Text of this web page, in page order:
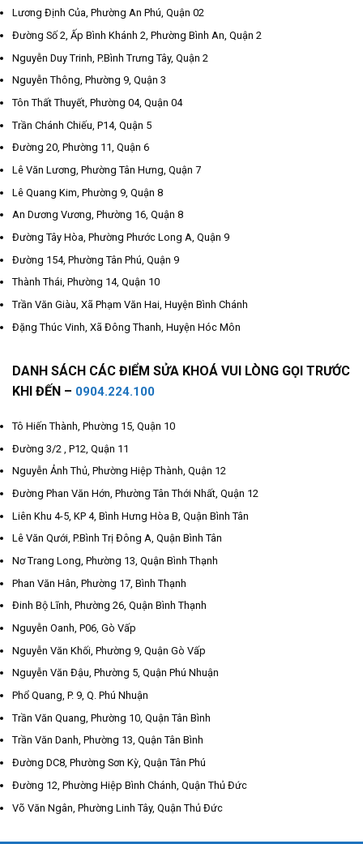
Lương Định Của, Phường An Phú, Quận 02
Đường Số 2, Ấp Bình Khánh 2, Phường Bình An, Quận 2
Nguyễn Duy Trinh, P.Bình Trưng Tây, Quận 2
Nguyễn Thông, Phường 9, Quận 3
Tôn Thất Thuyết, Phường 04, Quận 04
Trần Chánh Chiếu, P14, Quận 5
Đường 20, Phường 11, Quận 6
Lê Văn Lương, Phường Tân Hưng, Quận 7
Lê Quang Kim, Phường 9, Quận 8
An Dương Vương, Phường 16, Quận 8
Đường Tây Hòa, Phường Phước Long A, Quận 9
Đường 154, Phường Tân Phú, Quận 9
Thành Thái, Phường 14, Quận 10
Trần Văn Giàu, Xã Phạm Văn Hai, Huyện Bình Chánh
Đặng Thúc Vinh, Xã Đông Thanh, Huyện Hóc Môn
DANH SÁCH CÁC ĐIỂM SỬA KHOÁ VUI LÒNG GỌI TRƯỚC
KHI ĐẾN – 0904.224.100
Tô Hiến Thành, Phường 15, Quận 10
Đường 3/2 , P12, Quận 11
Nguyễn Ảnh Thủ, Phường Hiệp Thành, Quận 12
Đường Phan Văn Hớn, Phường Tân Thới Nhất, Quận 12
Liên Khu 4-5, KP 4, Bình Hưng Hòa B, Quận Bình Tân
Lê Văn Qưới, P.Bình Trị Đông A, Quận Bình Tân
Nơ Trang Long, Phường 13, Quận Bình Thạnh
Phan Văn Hân, Phường 17, Bình Thạnh
Đinh Bộ Lĩnh, Phường 26, Quận Bình Thạnh
Nguyễn Oanh, P06, Gò Vấp
Nguyễn Văn Khối, Phường 9, Quận Gò Vấp
Nguyễn Văn Đậu, Phường 5, Quận Phú Nhuận
Phổ Quang, P. 9, Q. Phú Nhuận
Trần Văn Quang, Phường 10, Quận Tân Bình
Trần Văn Danh, Phường 13, Quận Tân Bình
Đường DC8, Phường Sơn Kỳ, Quận Tân Phú
Đường 12, Phường Hiệp Bình Chánh, Quận Thủ Đức
Võ Văn Ngân, Phường Linh Tây, Quận Thủ Đức